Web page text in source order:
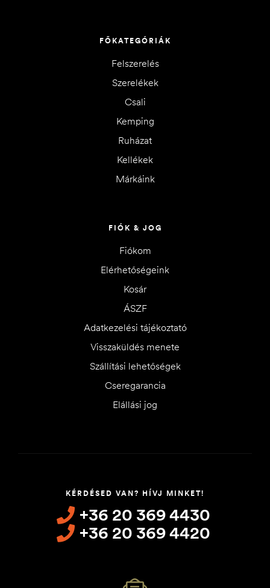
FŐKATEGÓRIÁK
Felszerelés
Szerelékek
Csali
Kemping
Ruházat
Kellékek
Márkáink
FIÓK & JOG
Fiókom
Elérhetőségeink
Kosár
ÁSZF
Adatkezelési tájékoztató
Visszaküldés menete
Szállítási lehetőségek
Cseregarancia
Elállási jog
KÉRDÉSED VAN? HÍVJ MINKET!
+36 20 369 4430
+36 20 369 4420